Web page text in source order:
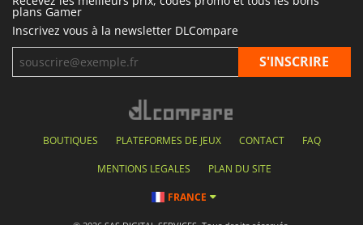
plans Gamer
Inscrivez vous à la newsletter DLCompare
BOUTIQUES PLATEFORMES DE JEUX CONTACT FAQ
MENTIONS LEGALES PLAN DU SITE
FRANCE